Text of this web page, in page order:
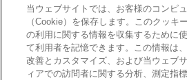
mcframeナビ（ユーザ登録者）
mcframeユーザ会サイト（MCUG会員専
ID発行をご希望の方はこちら
当ウェブサイトでは、お客様のコンピ
（Cookie）を保存します。このクッキ
の利用に関する情報を収集するために
て利用者を記憶できます。この情報は
改善とカスタマイズ、および当ウェブ
ィアでの訪問者に関する分析、測定指